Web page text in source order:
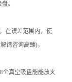
。
在误差范围内，使
请咨询高臻)，
真空吸盘能能放夹